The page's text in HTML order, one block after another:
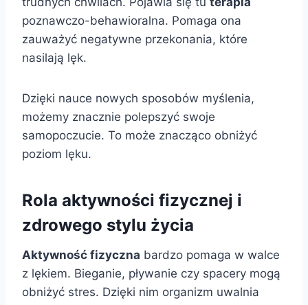
poznawczo-behawioralna. Pomaga ona
zauważyć negatywne przekonania, które
nasilają lęk.
Dzięki nauce nowych sposobów myślenia,
możemy znacznie polepszyć swoje
samopoczucie. To może znacząco obniżyć
poziom lęku.
Rola aktywności fizycznej i
zdrowego stylu życia
Aktywność fizyczna bardzo pomaga w walce
z lękiem. Bieganie, pływanie czy spacery mogą
obniżyć stres. Dzięki nim organizm uwalnia